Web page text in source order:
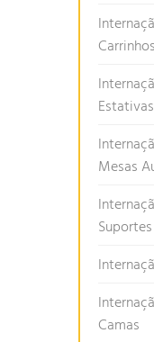
Carrinhos
Estativas
Mesas
Suportes
Camas